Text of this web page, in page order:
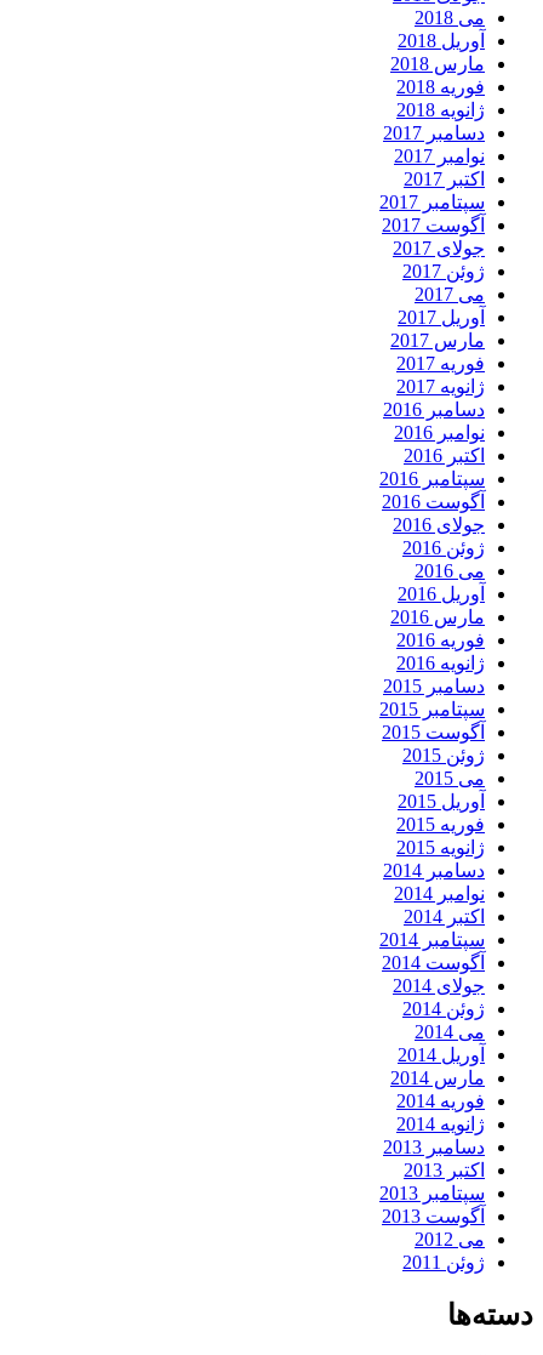
می 2018
آوریل 2018
مارس 2018
فوریه 2018
ژانویه 2018
دسامبر 2017
نوامبر 2017
اکتبر 2017
سپتامبر 2017
آگوست 2017
جولای 2017
ژوئن 2017
می 2017
آوریل 2017
مارس 2017
فوریه 2017
ژانویه 2017
دسامبر 2016
نوامبر 2016
اکتبر 2016
سپتامبر 2016
آگوست 2016
جولای 2016
ژوئن 2016
می 2016
آوریل 2016
مارس 2016
فوریه 2016
ژانویه 2016
دسامبر 2015
سپتامبر 2015
آگوست 2015
ژوئن 2015
می 2015
آوریل 2015
فوریه 2015
ژانویه 2015
دسامبر 2014
نوامبر 2014
اکتبر 2014
سپتامبر 2014
آگوست 2014
جولای 2014
ژوئن 2014
می 2014
آوریل 2014
مارس 2014
فوریه 2014
ژانویه 2014
دسامبر 2013
اکتبر 2013
سپتامبر 2013
آگوست 2013
می 2012
ژوئن 2011
دسته‌ها